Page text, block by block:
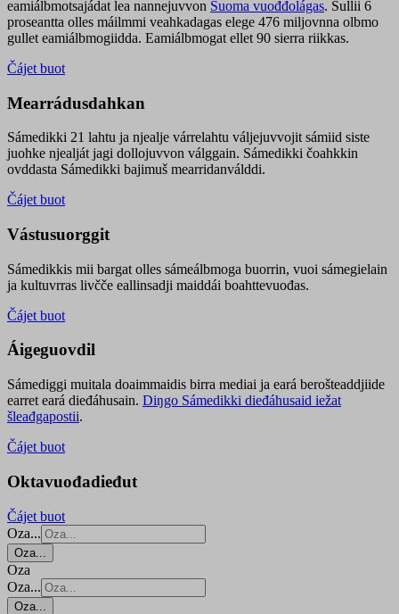
eamiálbmotsajádat lea nannejuvvon Suoma vuođđolágas. Sullii 6
proseantta olles máilmmi veahkadagas elege 476 miljovnna olbmo
gullet eamiálbmogiidda. Eamiálbmogat ellet 90 sierra riikkas.
Čájet buot
Mearrádusdahkan
Sámedikki 21 lahtu ja njealje várrelahtu váljejuvvojit sámiid siste
juohke njealját jagi dollojuvvon válggain. Sámedikki čoahkkin
ovddasta Sámedikki bajimuš mearridanválddi.
Čájet buot
Vástusuorggit
Sámedikkis mii bargat olles sámeálbmoga buorrin, vuoi sámegielain
ja kultuvrras livčče eallinsadji maiddái boahttevuođas.
Čájet buot
Áigeguovdil
Sámediggi muitala doaimmaidis birra mediai ja eará berošteaddjiide
earret eará dieđáhusain. Diŋgo Sámedikki dieđáhusaid iežat
šleađgapostii.
Čájet buot
Oktavuođadieđut
Čájet buot
Oza...
Oza...
Oza
Oza...
Oza...